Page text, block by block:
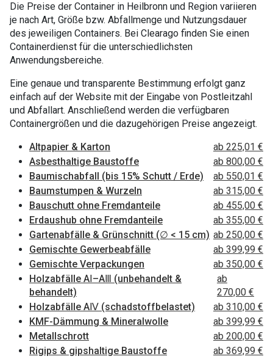
Die Preise der Container in Heilbronn und Region variieren
je nach Art, Größe bzw. Abfallmenge und Nutzungsdauer
des jeweiligen Containers. Bei Clearago finden Sie einen
Containerdienst für die unterschiedlichsten
Anwendungsbereiche.
Eine genaue und transparente Bestimmung erfolgt ganz
einfach auf der Website mit der Eingabe von Postleitzahl
und Abfallart. Anschließend werden die verfügbaren
Containergrößen und die dazugehörigen Preise angezeigt.
Altpapier & Karton
ab 225,01 €
Asbesthaltige Baustoffe
ab 800,00 €
Baumischabfall (bis 15% Schutt / Erde)
ab 550,01 €
Baumstumpen & Wurzeln
ab 315,00 €
Bauschutt ohne Fremdanteile
ab 455,00 €
Erdaushub ohne Fremdanteile
ab 355,00 €
Gartenabfälle & Grünschnitt (∅ < 15 cm) ab 250,00 €
Gemischte Gewerbeabfälle
ab 399,99 €
Gemischte Verpackungen
ab 350,00 €
Holzabfälle AⅠ–AⅢ (unbehandelt &
behandelt)
ab
270,00 €
Holzabfälle AⅣ (schadstoffbelastet)
ab 310,00 €
KMF-Dämmung & Mineralwolle
ab 399,99 €
Metallschrott
ab 200,00 €
Rigips & gipshaltige Baustoffe
ab 369,99 €